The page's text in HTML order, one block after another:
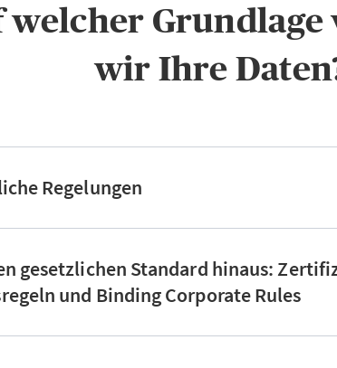
welcher
wir Ihre
Regelungen
gesetzlichen Standard hinaus:
und Binding Corporate Rules